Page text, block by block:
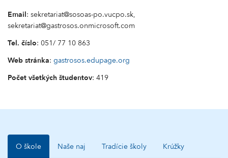
Email: sekretariat@sosoas-po.vucpo.sk,
sekretariat@gastrosos.onmicrosoft.com
Tel. číslo: 051/ 77 10 863
Web stránka: gastrosos.edupage.org
Počet všetkých študentov: 419
O škole Naše naj Tradície školy Krúžky